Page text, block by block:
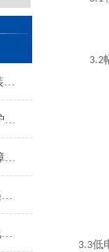
超详细！DF9011转速表正确安装步骤全指南
HZD-W/L振动监控仪的定期维护保养制度介绍
HZD-W/L振动监控仪的常见故障相应解决方法
振动监测仪在使用过程中可能遇到的故障及相应解决方法介绍
一文与您分享压力变送器的接线方法
3.2
3.3低